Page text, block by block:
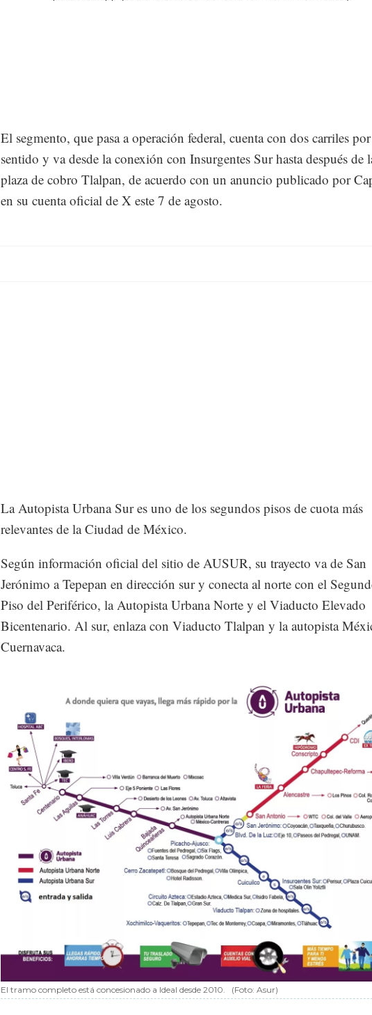
El segmento, que pasa a operación federal, cuenta con dos carriles por
sentido y va desde la conexión con Insurgentes Sur hasta después de
plaza de cobro Tlalpan, de acuerdo con un anuncio publicado por
en su cuenta oficial de X este 7 de agosto.
La Autopista Urbana Sur es uno de los segundos pisos de cuota más
relevantes de la Ciudad de México.
Según información oficial del sitio de AUSUR, su trayecto va de San
Jerónimo a Tepepan en dirección sur y conecta al norte con el
Piso del Periférico, la Autopista Urbana Norte y el Viaducto Elevado
Bicentenario. Al sur, enlaza con Viaducto Tlalpan y la autopista
Cuernavaca.
El tramo completo está concesionado a Ideal desde 2010. (Foto: Asur)